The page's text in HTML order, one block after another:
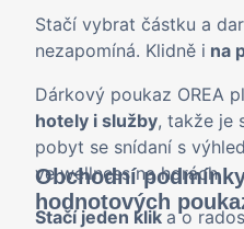
Stačí vybrat částku a
nezapomíná. Klidně i na
Dárkový poukaz OREA
hotely i služby, takže je
pobyt se snídaní s
ve wellness na horách.
Stačí jeden klik a o
Obchodní
hodnotových